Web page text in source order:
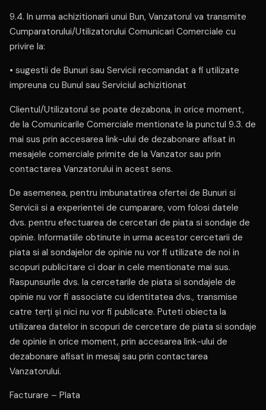
9.4. In urma achizitionarii unui Bun, Vanzatorul va transmite
Cumparatorului/Utilizatorului Comunicari Comerciale cu
privire la:
• sugestii de Bunuri sau Servicii recomandat a fi utilizate
impreuna cu Bunul sau Serviciul achizitionat
Clientul/Utilizatorul se poate dezabona, in orice moment,
de la Comunicarile Comerciale mentionate la punctul 9.3. de
mai sus prin accesarea link-ului de dezabonare afisat in
mesajele comerciale primite de la Vanzator sau prin
contactarea Vanzatorului in acest sens.
De asemenea, pentru imbunatatirea ofertei de Bunuri si
Servicii si a experientei de cumparare, vom folosi datele
dvs. pentru efectuarea de cercetari de piata si sondaje de
opinie. Informatiile obtinute in urma acestor cercetarii de
piata si al sondajelor de opinie nu vor fi utilizate de noi in
scopuri publicitare ci doar in cele mentionate mai sus.
Raspunsurile dvs. la cercetarile de piata si sondajele de
opinie nu vor fi associate cu identitatea dvs., transmise
catre terți și nici nu vor fi publicate. Puteti obiecta la
utilizarea datelor in scopuri de cercetare de piata si sondaje
de opinie in orice moment, prin accesarea link-ului de
dezabonare afisat in mesaj sau prin contactarea
Vanzatorului.
Facturare – Plata